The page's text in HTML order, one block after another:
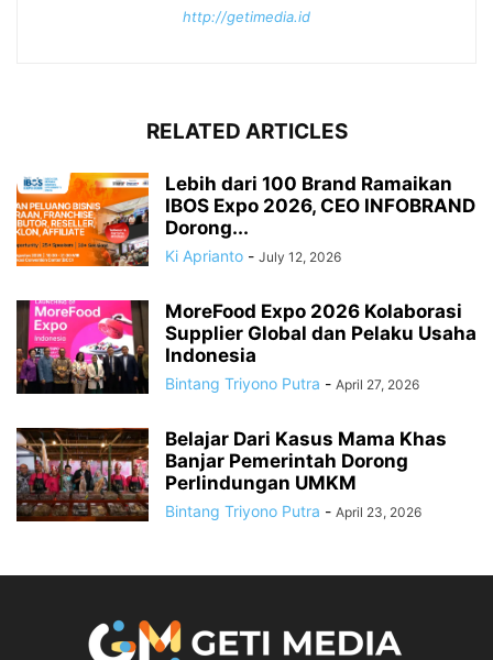
http://getimedia.id
RELATED ARTICLES
Lebih dari 100 Brand Ramaikan
IBOS Expo 2026, CEO INFOBRAND
Dorong...
Ki Aprianto - July 12, 2026
MoreFood Expo 2026 Kolaborasi
Supplier Global dan Pelaku Usaha
Indonesia
Bintang Triyono Putra - April 27, 2026
Belajar Dari Kasus Mama Khas
Banjar Pemerintah Dorong
Perlindungan UMKM
Bintang Triyono Putra - April 23, 2026